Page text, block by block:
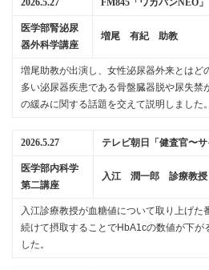
2026.5.27 FM845「ワカバンNEO」
医学部腎泌尿
器外科学講座
増尾 有紀 助教
増尾助教が出演し、女性泌尿器外来とはど
多い泌尿器疾患である骨盤臓器脱や尿失禁
の緩みに関する話題を交えて説明しました。
2026.5.27 テレビ朝日「健査官〜サ
医学部内科学
第二講座
入江 潤一郎 診療教授
入江診療教授が血糖値について取り上げた
続けて摂取することでHbA1cの数値が下が
した。